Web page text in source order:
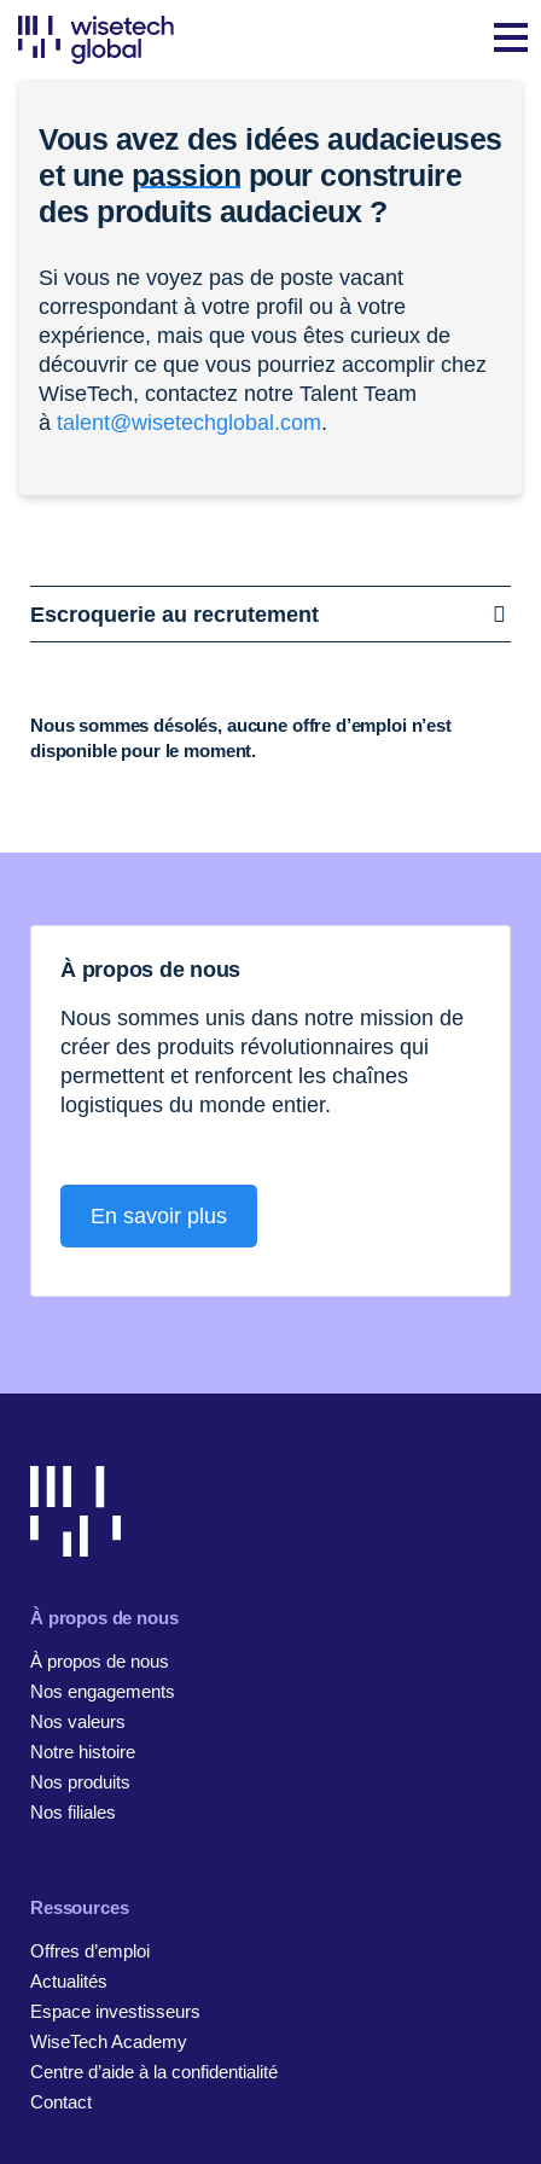
Vous avez des idées audacieuses
et une passion pour construire
des produits audacieux ?
Si vous ne voyez pas de poste vacant
correspondant à votre profil ou à votre
expérience, mais que vous êtes curieux de
découvrir ce que vous pourriez accomplir chez
WiseTech, contactez notre Talent Team
à talent@wisetechglobal.com.
Escroquerie au recrutement
Nous sommes désolés, aucune offre d’emploi n’est
disponible pour le moment.
À propos de nous
Nous sommes unis dans notre mission de
créer des produits révolutionnaires qui
permettent et renforcent les chaînes
logistiques du monde entier.
En savoir plus
À propos de nous
À propos de nous
Nos engagements
Nos valeurs
Notre histoire
Nos produits
Nos filiales
Ressources
Offres d’emploi
Actualités
Espace investisseurs
WiseTech Academy
Centre d’aide à la confidentialité
Contact